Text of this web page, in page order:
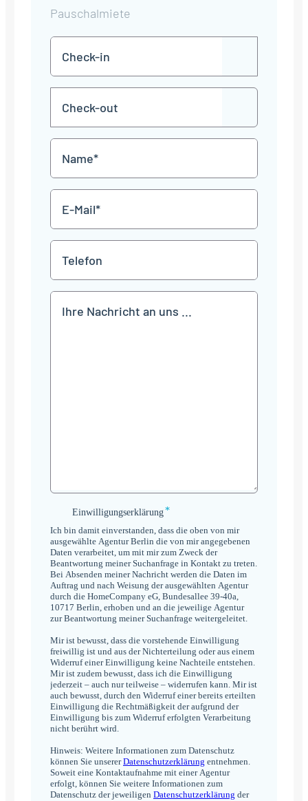
Pauschalmiete
in
TT
Punkt
MM
JJJJ
TT
Punkt
MM
JJJJ
Mail
*
Einwilligungserklärung
Einwilligungserklärung*
Ich bin damit einverstanden, dass die oben von mir
ausgewählte Agentur Berlin die von mir angegebenen
Daten verarbeitet, um mit mir zum Zweck der
Beantwortung meiner Suchanfrage in Kontakt zu treten.
Bei Absenden meiner Nachricht werden die Daten im
Auftrag und nach Weisung der ausgewählten Agentur
durch die HomeCompany eG, Bundesallee 39-40a,
10717 Berlin, erhoben und an die jeweilige Agentur
zur Beantwortung meiner Suchanfrage weitergeleitet.
Mir ist bewusst, dass die vorstehende Einwilligung
freiwillig ist und aus der Nichterteilung oder aus einem
Widerruf einer Einwilligung keine Nachteile entstehen.
Mir ist zudem bewusst, dass ich die Einwilligung
jederzeit – auch nur teilweise – widerrufen kann. Mir ist
auch bewusst, durch den Widerruf einer bereits erteilten
Einwilligung die Rechtmäßigkeit der aufgrund der
Einwilligung bis zum Widerruf erfolgten Verarbeitung
nicht berührt wird.
Hinweis: Weitere Informationen zum Datenschutz
können Sie unsererDatenschutzerklärung entnehmen.
Soweit eine Kontaktaufnahme mit einer Agentur
erfolgt, können Sie weitere Informationen zum
Datenschutz der jeweiligen Datenschutzerklärung der